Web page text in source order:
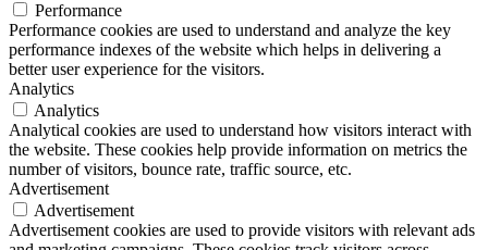
Performance
Performance cookies are used to understand and analyze the key
performance indexes of the website which helps in delivering a
better user experience for the visitors.
Analytics
Analytics
Analytical cookies are used to understand how visitors interact with
the website. These cookies help provide information on metrics the
number of visitors, bounce rate, traffic source, etc.
Advertisement
Advertisement
Advertisement cookies are used to provide visitors with relevant ads